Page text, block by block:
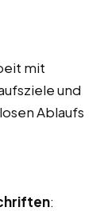
mit
und
Ablaufs
: